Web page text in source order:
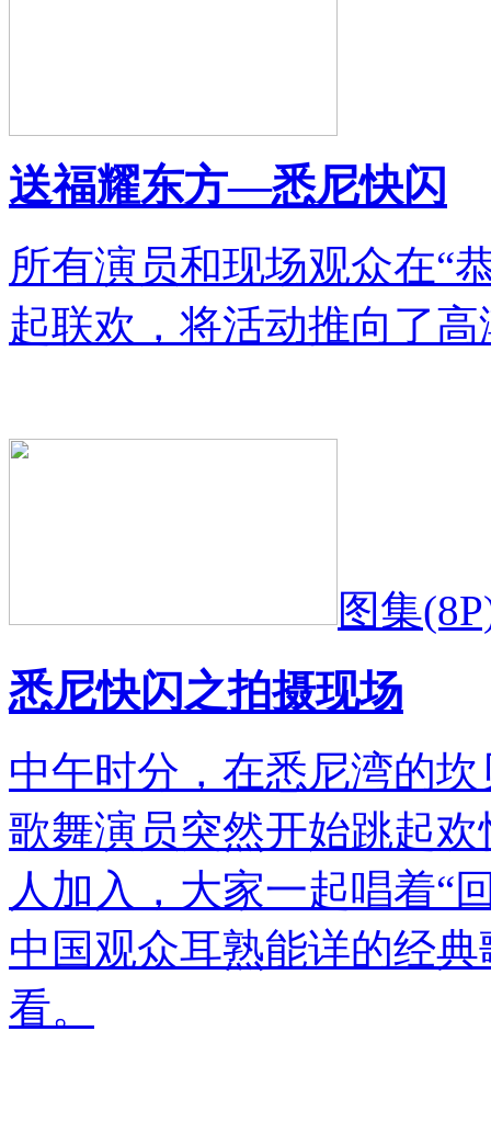
送福耀东方—悉尼快闪
所有演员和现场观众在“
起联欢，将活动推向了高
图集
悉尼快闪之拍摄现场
中午时分，在悉尼湾的
歌舞演员突然开始跳起
人加入，大家一起唱着“
中国观众耳熟能详的经
看。